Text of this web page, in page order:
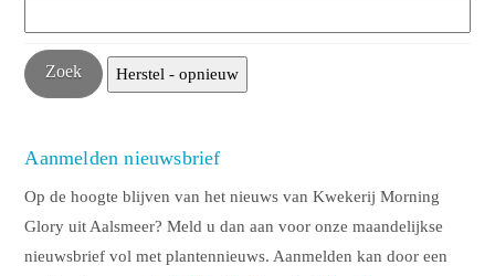
Aanmelden nieuwsbrief
Op de hoogte blijven van het nieuws van Kwekerij Morning
Glory uit Aalsmeer? Meld u dan aan voor onze maandelijkse
nieuwsbrief vol met plantennieuws. Aanmelden kan door een